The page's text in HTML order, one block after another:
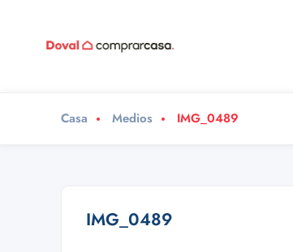
Casa Medios IMG_0489
IMG_0489